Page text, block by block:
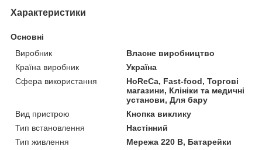
Характеристики
Основні
Виробник
Власне виробництво
Країна виробник
Україна
Сфера використання
HoReCa, Fast-food, Торгові
магазини, Клініки та медичні
установи, Для бару
Вид пристрою
Кнопка виклику
Тип встановлення
Настінний
Тип живлення
Мережа 220 В, Батарейки